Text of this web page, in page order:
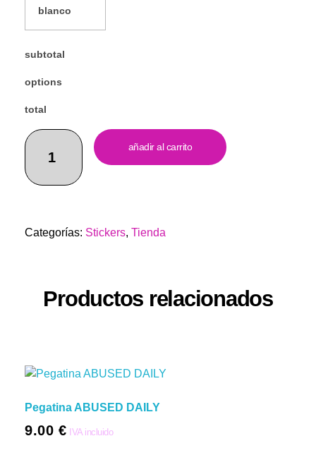
subtotal
options
total
añadir al carrito
Categorías: Stickers, Tienda
Productos relacionados
Pegatina ABUSED DAILY
9.00 € IVA incluido